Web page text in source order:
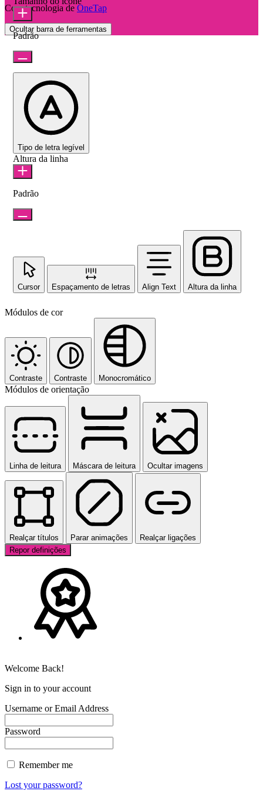
Com tecnologia de OneTap
Ocultar barra de ferramentas
Padrão
Tipo de letra legível
Altura da linha
Padrão
Cursor Espaçamento de letras Align Text Altura da linha
Módulos de cor
Contraste Contraste Monocromático
Módulos de orientação
Linha de leitura Máscara de leitura Ocultar imagens
Realçar títulos Parar animações
Realçar ligações
Repor definições
Welcome Back!
Sign in to your account
Username or Email Address
Password
Remember me
Lost your password?